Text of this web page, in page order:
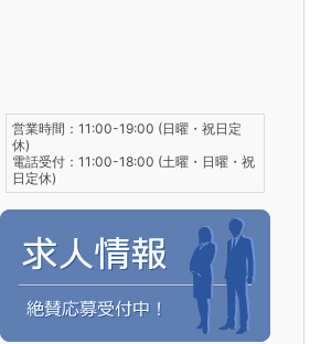
営業時間：11:00-19:00 (日曜・祝日定
休)
電話受付：11:00-18:00 (土曜・日曜・祝
日定休)